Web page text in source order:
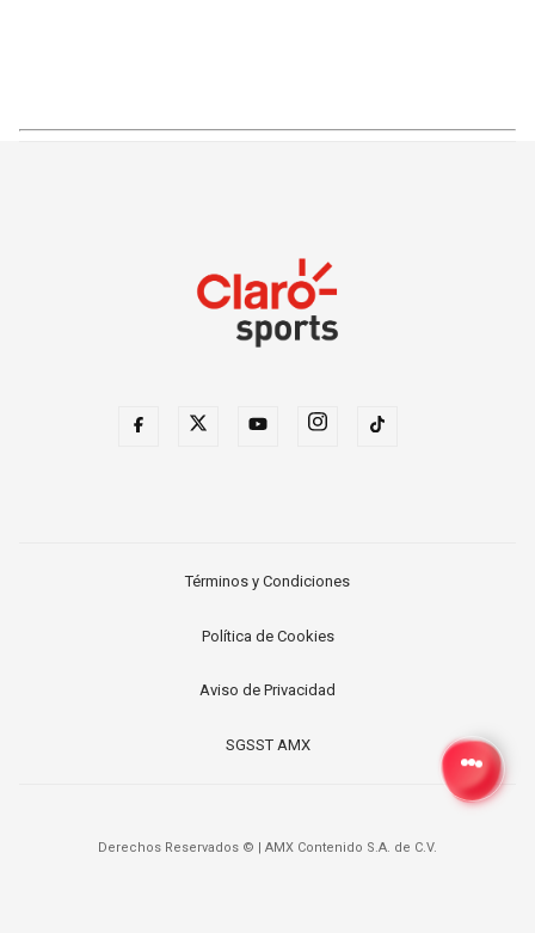
Términos y Condiciones
Política de Cookies
Aviso de Privacidad
SGSST AMX
Derechos Reservados © AMX Contenido S.A. de C.V.